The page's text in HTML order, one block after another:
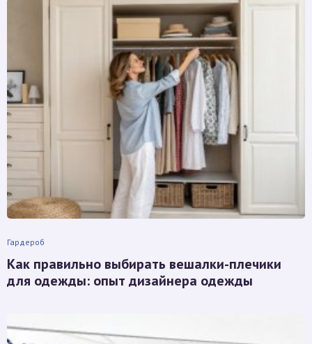
Гардероб
Как правильно выбирать вешалки-плечики
для одежды: опыт дизайнера одежды